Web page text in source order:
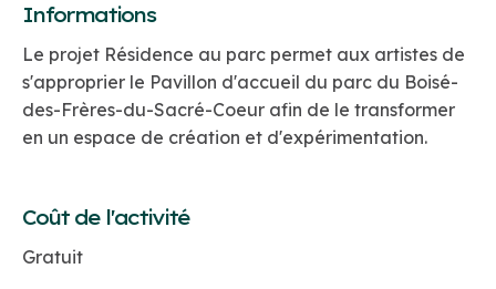
Informations
Le projet Résidence au parc permet aux artistes de
s'approprier le Pavillon d'accueil du parc du Boisé-
des-Frères-du-Sacré-Coeur afin de le transformer
en un espace de création et d'expérimentation.
Coût de l'activité
Gratuit